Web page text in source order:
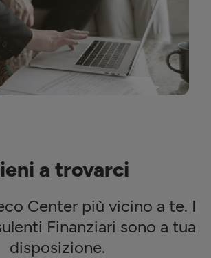
a trovarci
Center più vicino a te. I
Finanziari sono a tua
disposizione.